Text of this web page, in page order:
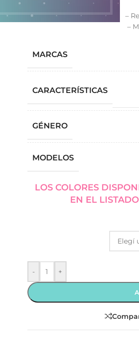
–
–
MARCAS
CARACTERÍSTICAS
GÉNERO
MODELOS
LOS COLORES
EN EL
- +